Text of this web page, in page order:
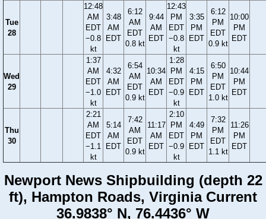
Tue
28
12:48
AM
EDT
−0.8
kt
3:48
AM
EDT
6:12
AM
EDT
0.8 kt
9:44
AM
EDT
12:43
PM
EDT
−0.8
kt
3:35
PM
EDT
6:12
PM
EDT
0.9 kt
10:00
PM
EDT
Wed
29
1:37
AM
EDT
−1.0
kt
4:32
AM
EDT
6:54
AM
EDT
0.9 kt
10:34
AM
EDT
1:28
PM
EDT
−0.9
kt
4:15
PM
EDT
6:50
PM
EDT
1.0 kt
10:44
PM
EDT
Thu
30
2:21
AM
EDT
−1.1
kt
5:14
AM
EDT
7:42
AM
EDT
0.9 kt
11:17
AM
EDT
2:10
PM
EDT
−0.9
kt
4:49
PM
EDT
7:32
PM
EDT
1.1 kt
11:26
PM
EDT
Newport News Shipbuilding (depth 22
ft), Hampton Roads, Virginia Current
36.9838° N, 76.4436° W